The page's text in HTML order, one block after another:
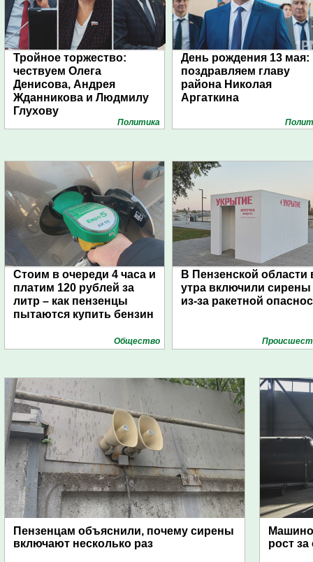
Тройное торжество:
чествуем Олега
Денисова, Андрея
Жданникова и Людмилу
Глухову
Политика
День рождения 13 мая:
поздравляем главу
района Николая
Аргаткина
Стоим в очереди 4 часа и
платим 120 рублей за
литр – как пензенцы
пытаются купить бензин
Общество
В Пензенской области
утра включили сирены
из-за ракетной
Пензенцам объяснили, почему сирены
включают несколько раз
рост за